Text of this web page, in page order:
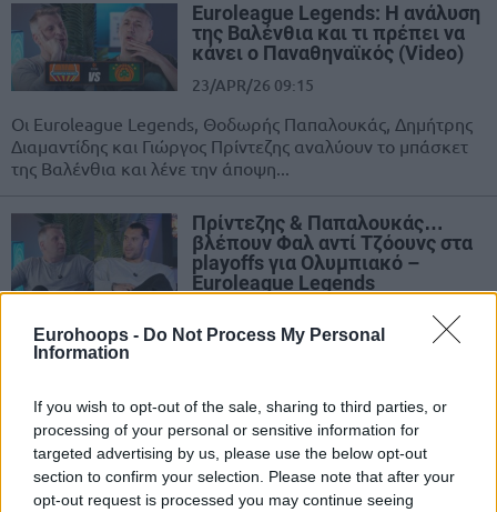
Eurohoops - Do Not Process My Personal
Information
If you wish to opt-out of the sale, sharing to third parties, or
processing of your personal or sensitive information for
targeted advertising by us, please use the below opt-out
section to confirm your selection. Please note that after your
opt-out request is processed you may continue seeing
Euroleague Legends: Η ανάλυση
της Βαλένθια και τι πρέπει να
κάνει ο Παναθηναϊκός (Video)
23/APR/26 09:15
Οι Euroleague Legends, Θοδωρής Παπαλουκάς, Δημήτρης
Διαμαντίδης και Γιώργος Πρίντεζης αναλύουν το μπάσκετ
της Βαλένθια και λένε την άποψη...
Πρίντεζης & Παπαλουκάς…
βλέπουν Φαλ αντί Τζόουνς στα
playoffs για Ολυμπιακό –
Euroleague Legends
Oι Euroleague Legends Θοδωρής Παπαλουκάς, Δημήτρης
ευχάριστο πονοκέφαλο του Γιώργου Μπαρτζώκα και των...
“Ολυμπιακός-Παναθηναϊκός
στα Playoffs ή στο Final Four;” –
Euroleague Legends